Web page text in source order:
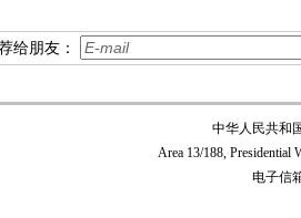
给朋友：
中华人民共和
Area 13/188, Presidential
电子信